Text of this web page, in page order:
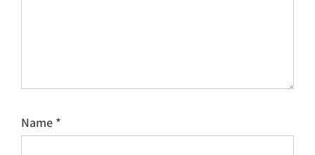
Name *